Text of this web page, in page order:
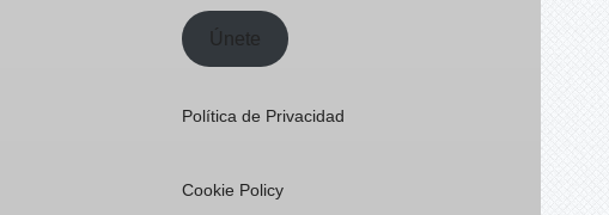
Únete
Política de Privacidad
Cookie Policy